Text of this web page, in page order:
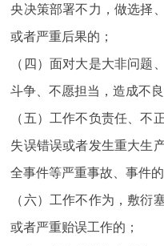
央决策部署不力，做选择
或者严重后果的；
（四）面对大是大非问题
斗争、不愿担当，造成不
（五）工作不负责任、不
失误错误或者发生重大生
全事件等严重事故、事件的
（六）工作不作为，敷衍
或者严重贻误工作的；